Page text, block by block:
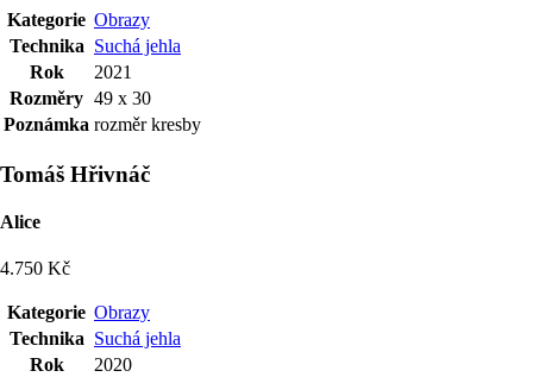
Kategorie Obrazy
Technika Suchá jehla
Rok
2021
Rozměry 49 x 30
Poznámka rozměr kresby
Tomáš Hřivnáč
Alice
4.750 Kč
Kategorie Obrazy
Technika Suchá jehla
Rok
2020